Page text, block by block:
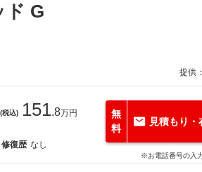
ド G
提供：
(税込) 151.8万円
修復歴 なし
無
料
見積もり・
※お電話番号の入